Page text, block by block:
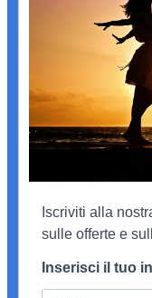
Iscriviti alla
sulle offerte e
Inserisci il tuo